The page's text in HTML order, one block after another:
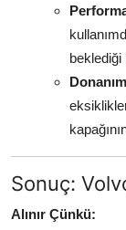
beklediği
Sonuç:
Alınır Çünkü: